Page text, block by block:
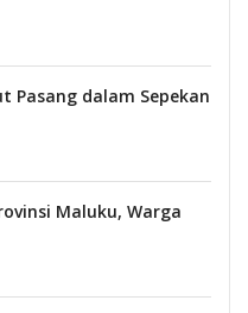
Pasang dalam Sepekan
Maluku, Warga